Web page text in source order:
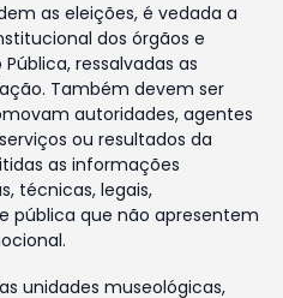
as eleições, é vedada a
dos órgãos e
ressalvadas as
Também devem ser
autoridades, agentes
ou resultados da
as informações
técnicas, legais,
pública que não apresentem
unidades museológicas,